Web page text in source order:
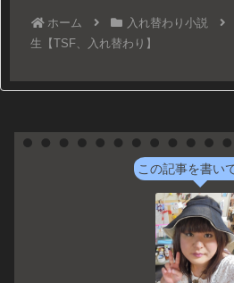
ホーム 入れ替わり小説
生【TSF、入れ替わり】
この記事を書い